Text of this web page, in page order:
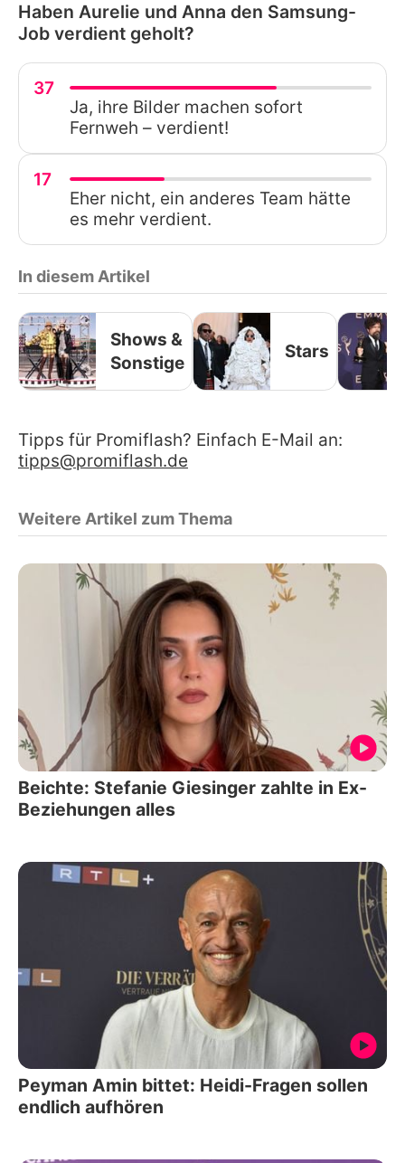
Haben Aurelie und Anna den Samsung-
Job verdient geholt?
37
Ja, ihre Bilder machen sofort
Fernweh – verdient!
17
Eher nicht, ein anderes Team hätte
es mehr verdient.
In diesem Artikel
Shows &
Sonstige
Stars
Tipps für Promiflash? Einfach E-Mail an:
tipps@promiflash.de
Weitere Artikel zum Thema
Beichte: Stefanie Giesinger zahlte in Ex-
Beziehungen alles
Peyman Amin bittet: Heidi-Fragen sollen
endlich aufhören